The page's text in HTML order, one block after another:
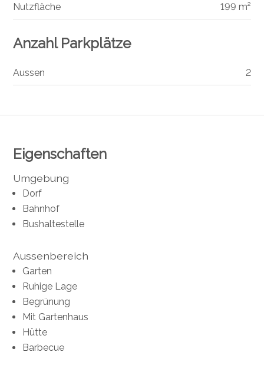
Eigenschaften
Umgebung
Dorf
Bahnhof
Bushaltestelle
Aussenbereich
Garten
Ruhige Lage
Begrünung
Mit Gartenhaus
Hütte
Barbecue
Nutzfläche 199 m²
Anzahl Parkplätze
Aussen 2